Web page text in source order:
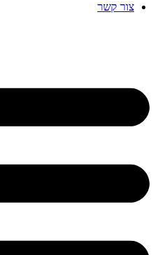
צור קשר